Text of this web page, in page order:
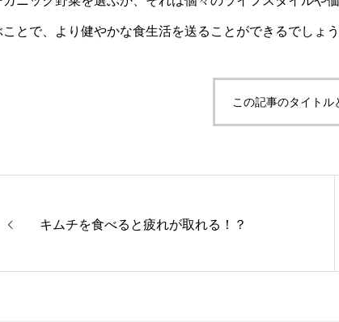
ことで、より健やかな食生活を送ることができるでしょう
この記事のタイトル
キムチを食べると疲れが取れる！？